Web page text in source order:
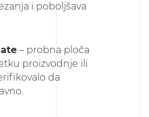
i poboljšava
– probna ploča
proizvodnje ili
da